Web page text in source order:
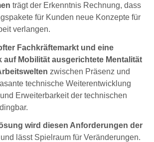
trägt der Erkenntnis Rechnung, dass
für Kunden neue Konzepte für
verlangen.
Fachkräftemarkt und eine
auf Mobilität ausgerichtete Mentalität
zwischen Präsenz und
technische Weiterentwicklung
Erweiterbarkeit der technischen
wird diesen Anforderungen der
und lässt Spielraum für Veränderungen.